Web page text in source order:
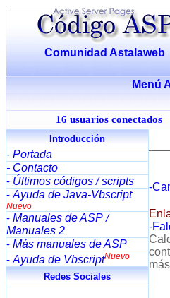
Comunidad Astalaweb
Menú
16 usuarios conectados
Introducción
- Portada
- Contacto
- Últimos códigos / scripts
- Ayuda de Java-Vbscript
Nuevo
- Manuales de ASP/
Manuales 2
- Más manuales de ASP
- Ayuda de VbscriptNuevo
Redes Sociales
-
-